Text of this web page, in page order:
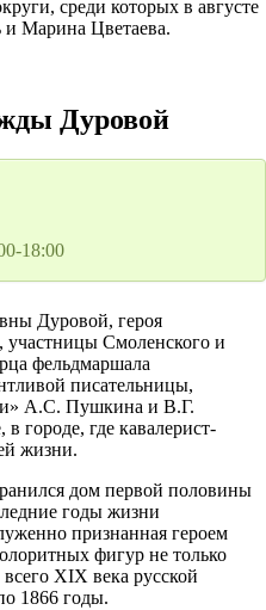
среди которых в августе
и Марина Цветаева.
Дуровой
18:00
Дуровой, героя
участницы Смоленского и
фельдмаршала
писательницы,
А.С. Пушкина и В.Г.
городе, где кавалерист-
жизни.
дом первой половины
годы жизни
признанная героем
фигур не только
XIX века русской
1866 годы.